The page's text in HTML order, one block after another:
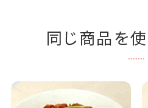
同じ商品を